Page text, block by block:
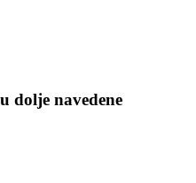
dolje navedene